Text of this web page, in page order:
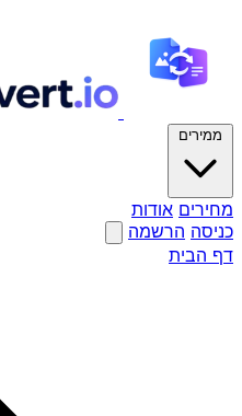
ממירים
מחירים אודות
כניסה הרשמה
דף הבית